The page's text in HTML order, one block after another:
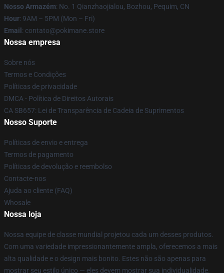
Nosso Armazém: No. 1 Qianzhaojialou, Bozhou, Pequim, CN
Hour: 9AM – 5PM (Mon – Fri)
Email : contato@pokimane.store
Nossa empresa
Sobre nós
Termos e Condições
Políticas de privacidade
DMCA - Política de Direitos Autorais
CA SB657: Lei de Transparência de Cadeia de Suprimentos
Nosso Suporte
Políticas de envio e entrega
Termos de pagamento
Políticas de devolução e reembolso
Contacte-nos
Ajuda ao cliente (FAQ)
Whosale
Nossa loja
Nossa equipe de classe mundial projetou cada um desses produtos.
Com uma variedade impressionantemente ampla, oferecemos a mais
alta qualidade e o design mais bonito. Estes não são apenas para
mostrar seu estilo único — eles devem mostrar sua individualidade.